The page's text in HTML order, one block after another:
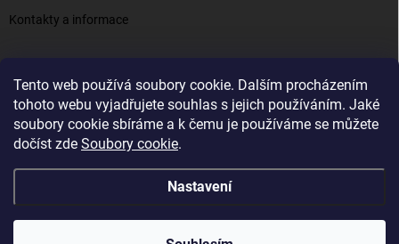
Tento web používá soubory cookie. Dalším procházením
tohoto webu vyjadřujete souhlas s jejich používáním. Jaké
soubory cookie sbíráme a k čemu je používáme se můžete
dočíst zde Soubory cookie.
Nastavení
Kontakty a informace
Elenys.cz - šperky, kterým věříte už od roku 2016
Vytvořil Shoptet